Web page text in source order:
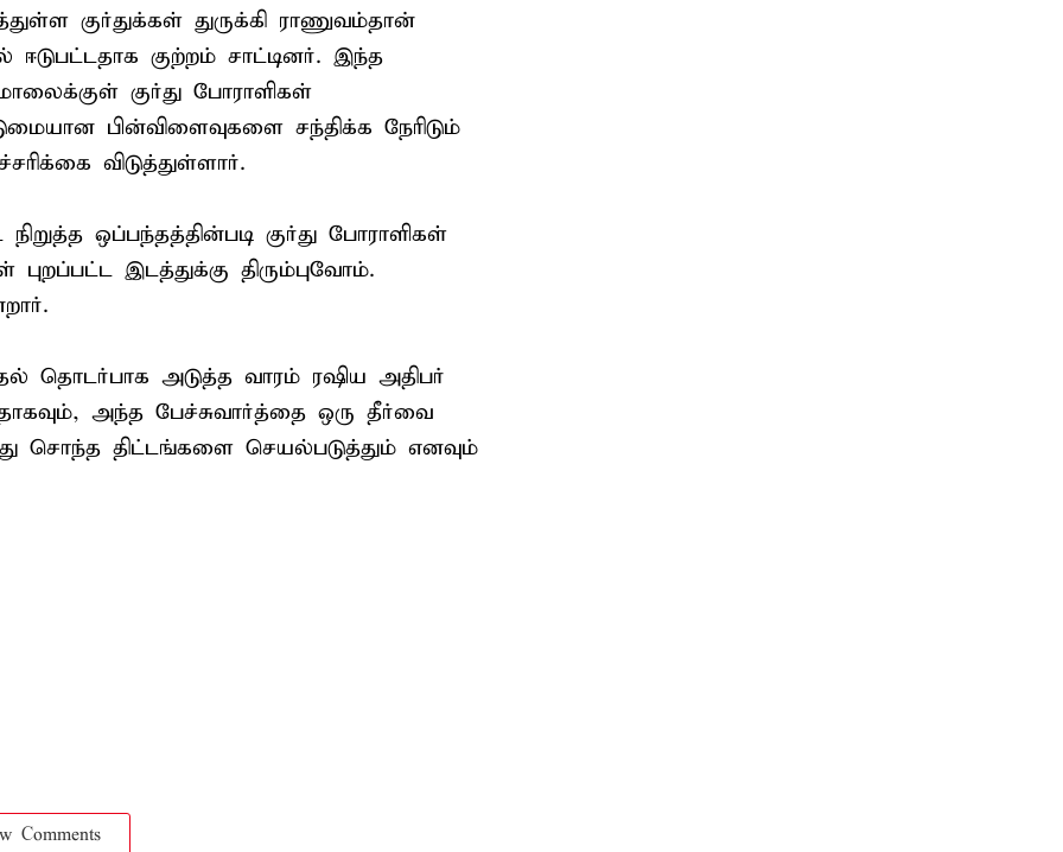
குர்துக்கள் துருக்கி ராணுவம்தான்
ஈடுபட்டதாக குற்றம் சாட்டினர். இந்த
குர்து போராளிகள்
பின்விளைவுகளை சந்திக்க நேரிடும்
விடுத்துள்ளார்.
ஒப்பந்தத்தின்படி குர்து போராளிகள்
இடத்துக்கு திரும்புவோம்.
தொடர்பாக அடுத்த வாரம் ரஷிய அதிபர்
அந்த பேச்சுவார்த்தை ஒரு தீர்வை
சொந்த திட்டங்களை செயல்படுத்தும் எனவும்
Comments